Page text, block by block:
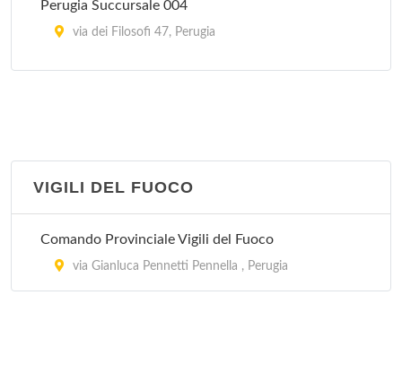
Perugia Succursale 004
via dei Filosofi 47, Perugia
piazza dei Navigatori 34, Perugia
VIGILI DEL FUOCO
Comando Provinciale Vigili del Fuoco
via Gianluca Pennetti Pennella , Perugia